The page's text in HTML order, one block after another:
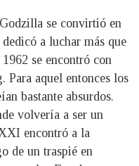
se convirtió en
a luchar más que
se encontró con
aquel entonces los
bastante absurdos.
volvería a ser un
encontró a la
de un traspié en